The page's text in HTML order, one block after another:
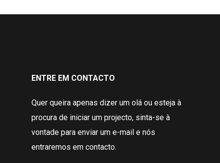
ENTRE EM CONTACTO
Quer queira apenas dizer um olá ou esteja à
procura de iniciar um projecto, sinta-se à
vontade para enviar um e-mail e nós
entraremos em contacto.